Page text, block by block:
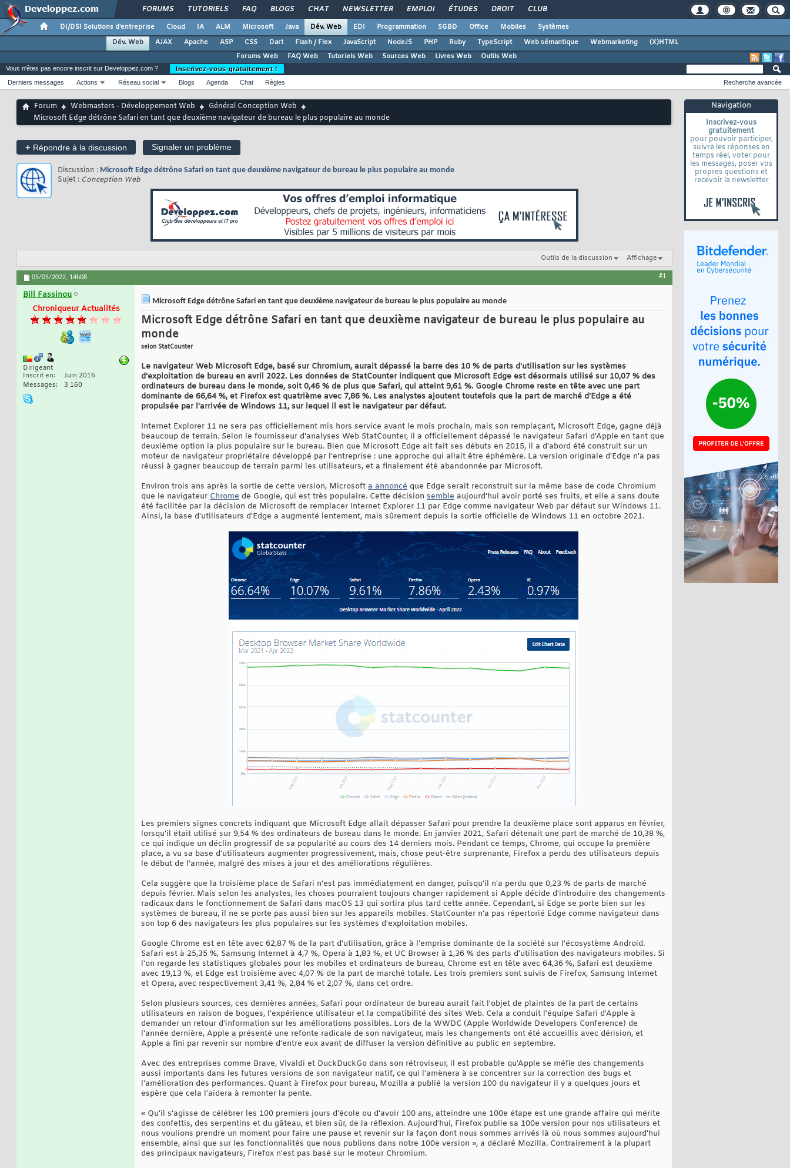
FORUMS TUTORIELS FAQ BLOGS CHAT NEWSLETTER EMPLOI ÉTUDES DROIT CLUB
DI/DSI Solutions d'entreprise Cloud IA ALM Microsoft Java Dév. Web EDI Programmation SGBD Office Mobiles
Systèmes
Dév. Web
AJAX Apache ASP CSS Dart Flash / Flex JavaScript NodeJS PHP Ruby TypeScript Web sémantique Webmarketing
(X)HTML
Forums Web
FAQ Web Tutoriels Web Sources Web Livres Web Outils Web
Navigation
Inscrivez-vous
gratuitement
pour pouvoir participer,
suivre les réponses en
temps réel, voter pour
les messages, poser vos
propres questions et
recevoir la newsletter
Vous n'êtes pas encore inscrit sur Developpez.com ?
Inscrivez-vous gratuitement !
Derniers messages
Actions Réseau social Blogs Agenda Chat Règles Recherche avancée
Forum Webmasters - Développement Web
Général Conception Web
Microsoft Edge détrône Safari en tant que deuxième navigateur de bureau le plus populaire au monde
+ Répondre à la discussion Signaler un problème
Discussion : Microsoft Edge détrône Safari en tant que deuxième navigateur de bureau le plus populaire au monde
Sujet : Conception Web
Outils de la discussion Affichage
05/05/2022, 14h08 #1
Bill Fassinou
Chroniqueur Actualités
Dirigeant
Inscrit en
Juin 2016
Messages
3 160
Microsoft Edge détrône Safari en tant que deuxième navigateur de bureau le plus populaire au monde
Microsoft Edge détrône Safari en tant que deuxième navigateur de bureau le plus populaire au
monde
selon StatCounter
Le navigateur Web Microsoft Edge, basé sur Chromium, aurait dépassé la barre des 10 % de parts d'utilisation sur les systèmes
d'exploitation de bureau en avril 2022. Les données de StatCounter indiquent que Microsoft Edge est désormais utilisé sur 10,07 % des
ordinateurs de bureau dans le monde, soit 0,46 % de plus que Safari, qui atteint 9,61 %. Google Chrome reste en tête avec une part
dominante de 66,64 %, et Firefox est quatrième avec 7,86 %. Les analystes ajoutent toutefois que la part de marché d'Edge a été
propulsée par l'arrivée de Windows 11, sur lequel il est le navigateur par défaut.
Internet Explorer 11 ne sera pas officiellement mis hors service avant le mois prochain, mais son remplaçant, Microsoft Edge, gagne déjà
beaucoup de terrain. Selon le fournisseur d'analyses Web StatCounter, il a officiellement dépassé le navigateur Safari d'Apple en tant que
deuxième option la plus populaire sur le bureau. Bien que Microsoft Edge ait fait ses débuts en 2015, il a d'abord été construit sur un
moteur de navigateur propriétaire développé par l'entreprise : une approche qui allait être éphémère. La version originale d'Edge n'a pas
réussi à gagner beaucoup de terrain parmi les utilisateurs, et a finalement été abandonnée par Microsoft.
Environ trois ans après la sortie de cette version, Microsoft a annoncé que Edge serait reconstruit sur la même base de code Chromium
que le navigateur Chrome de Google, qui est très populaire. Cette décision semble aujourd'hui avoir porté ses fruits, et elle a sans doute
été facilitée par la décision de Microsoft de remplacer Internet Explorer 11 par Edge comme navigateur Web par défaut sur Windows 11.
Ainsi, la base d'utilisateurs d'Edge a augmenté lentement, mais sûrement depuis la sortie officielle de Windows 11 en octobre 2021.
Les premiers signes concrets indiquant que Microsoft Edge allait dépasser Safari pour prendre la deuxième place sont apparus en février,
lorsqu'il était utilisé sur 9,54 % des ordinateurs de bureau dans le monde. En janvier 2021, Safari détenait une part de marché de 10,38 %,
ce qui indique un déclin progressif de sa popularité au cours des 14 derniers mois. Pendant ce temps, Chrome, qui occupe la première
place, a vu sa base d'utilisateurs augmenter progressivement, mais, chose peut-être surprenante, Firefox a perdu des utilisateurs depuis
le début de l'année, malgré des mises à jour et des améliorations régulières.
Cela suggère que la troisième place de Safari n'est pas immédiatement en danger, puisqu'il n'a perdu que 0,23 % de parts de marché
depuis février. Mais selon les analystes, les choses pourraient toujours changer rapidement si Apple décide d'introduire des changements
radicaux dans le fonctionnement de Safari dans macOS 13 qui sortira plus tard cette année. Cependant, si Edge se porte bien sur les
systèmes de bureau, il ne se porte pas aussi bien sur les appareils mobiles. StatCounter n'a pas répertorié Edge comme navigateur dans
son top 6 des navigateurs les plus populaires sur les systèmes d'exploitation mobiles.
Google Chrome est en tête avec 62,87 % de la part d'utilisation, grâce à l'emprise dominante de la société sur l'écosystème Android.
Safari est à 25,35 %, Samsung Internet à 4,7 %, Opera à 1,83 %, et UC Browser à 1,36 % des parts d'utilisation des navigateurs mobiles. Si
l'on regarde les statistiques globales pour les mobiles et ordinateurs de bureau, Chrome est en tête avec 64,36 %, Safari est deuxième
avec 19,13 %, et Edge est troisième avec 4,07 % de la part de marché totale. Les trois premiers sont suivis de Firefox, Samsung Internet
et Opera, avec respectivement 3,41 %, 2,84 % et 2,07 %, dans cet ordre.
Selon plusieurs sources, ces dernières années, Safari pour ordinateur de bureau aurait fait l'objet de plaintes de la part de certains
utilisateurs en raison de bogues, l'expérience utilisateur et la compatibilité des sites Web. Cela a conduit l'équipe Safari d'Apple à
demander un retour d'information sur les améliorations possibles. Lors de la WWDC (Apple Worldwide Developers Conference) de
l'année dernière, Apple a présenté une refonte radicale de son navigateur, mais les changements ont été accueillis avec dérision, et
Apple a fini par revenir sur nombre d'entre eux avant de diffuser la version définitive au public en septembre.
Avec des entreprises comme Brave, Vivaldi et DuckDuckGo dans son rétroviseur, il est probable qu'Apple se méfie des changements
aussi importants dans les futures versions de son navigateur natif, ce qui l'amènera à se concentrer sur la correction des bugs et
l'amélioration des performances. Quant à Firefox pour bureau, Mozilla a publié la version 100 du navigateur il y a quelques jours et
espère que cela l'aidera à remonter la pente.
« Qu'il s'agisse de célébrer les 100 premiers jours d'école ou d'avoir 100 ans, atteindre une 100e étape est une grande affaire qui mérite
des confettis, des serpentins et du gâteau, et bien sûr, de la réflexion. Aujourd'hui, Firefox publie sa 100e version pour nos utilisateurs et
nous voulions prendre un moment pour faire une pause et revenir sur la façon dont nous sommes arrivés là où nous sommes aujourd'hui
ensemble, ainsi que sur les fonctionnalités que nous publions dans notre 100e version », a déclaré Mozilla. Contrairement à la plupart
des principaux navigateurs, Firefox n'est pas basé sur le moteur Chromium.